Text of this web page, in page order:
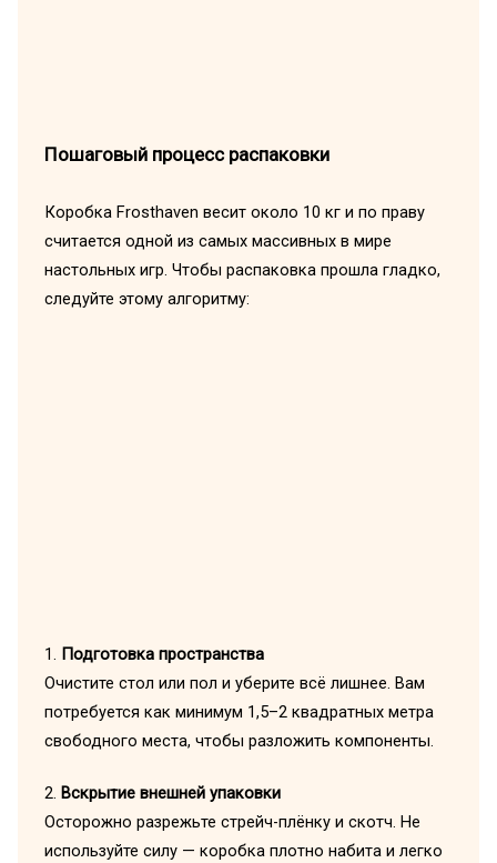
Пошаговый процесс распаковки
Коробка Frosthaven весит около 10 кг и по праву
считается одной из самых массивных в мире
настольных игр. Чтобы распаковка прошла гладко,
следуйте этому алгоритму:
1. Подготовка пространства
Очистите стол или пол и уберите всё лишнее. Вам
потребуется как минимум 1,5–2 квадратных метра
свободного места, чтобы разложить компоненты.
2. Вскрытие внешней упаковки
Осторожно разрежьте стрейч-плёнку и скотч. Не
используйте силу — коробка плотно набита и легко